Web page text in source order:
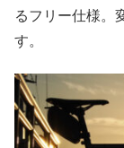
るフリー仕様。
す。